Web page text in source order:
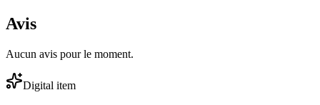
Avis
Aucun avis pour le moment.
Digital item